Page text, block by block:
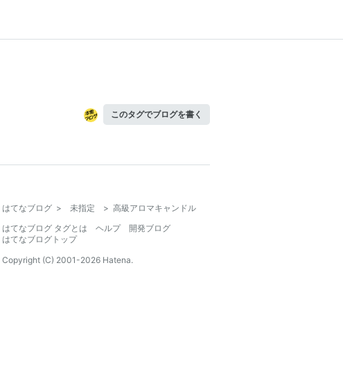
このタグでブログを書く
はてなブログ > 未指定 > 高級アロマキャンドル
はてなブログ タグとは
ヘルプ
開発ブログ
はてなブログトップ
Copyright (C) 2001-2026 Hatena.